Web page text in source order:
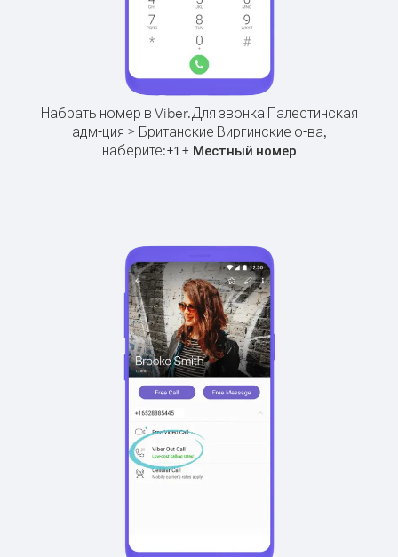
Набрать номер в Viber.Для звонка Палестинская
адм-ция > Британские Виргинские о-ва,
наберите:+1+ Местный номер